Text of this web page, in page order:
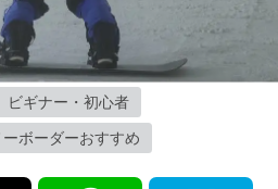
ビギナー・初心者
ーボーダーおすすめ